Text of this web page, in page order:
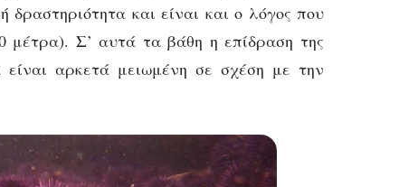
και είναι και ο λόγος που
μέτρα). Σ’ αυτά τα βάθη η επίδραση της
είναι αρκετά μειωμένη σε σχέση με την